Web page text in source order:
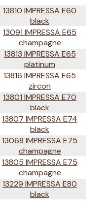
13810 IMPRESSA E60
black
13091 IMPRESSA E65
champagne
13813 IMPRESSA E65
platinum
13816 IMPRESSA E65
zircon
13801 IMPRESSA E70
black
13807 IMPRESSA E74
black
13068 IMPRESSA E75
champagne
13805 IMPRESSA E75
champagne
13229 IMPRESSA E80
black